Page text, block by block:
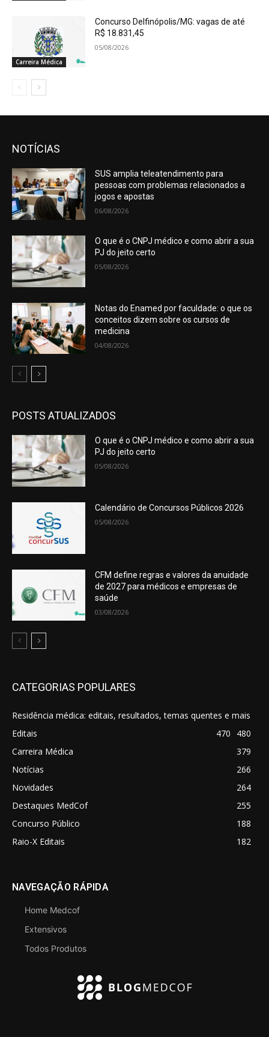
Carreira Médica
Concurso Delfinópolis/MG: vagas de até
R$ 18.831,45
05/08/2026
NOTÍCIAS
SUS amplia teleatendimento para
pessoas com problemas relacionados a
jogos e apostas
06/08/2026
O que é o CNPJ médico e como abrir a sua
PJ do jeito certo
05/08/2026
Notas do Enamed por faculdade: o que os
conceitos dizem sobre os cursos de
medicina
04/08/2026
POSTS ATUALIZADOS
O que é o CNPJ médico e como abrir a sua
PJ do jeito certo
05/08/2026
Calendário de Concursos Públicos 2026
05/08/2026
CFM define regras e valores da anuidade
de 2027 para médicos e empresas de
saúde
03/08/2026
CATEGORIAS POPULARES
Residência médica: editais, resultados, temas quentes e mais
480
Editais
470
Carreira Médica
379
Notícias
266
Novidades
264
Destaques MedCof
255
Concurso Público
188
Raio-X Editais
182
NAVEGAÇÃO RÁPIDA
Home Medcof
Extensivos
Todos Produtos